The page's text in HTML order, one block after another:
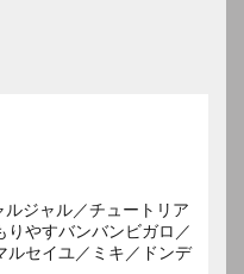
ジャル／チュートリア
りやすバンバンビガロ／
ルセイユ／ミキ／ドンデ